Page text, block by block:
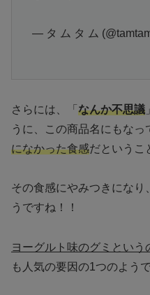
— タ ム タ ム
さらには、「 なんか不思議
うに、この商品名にもなっ
になかった食感だというこ
その食感にやみつきになり、
うですね！！
ヨーグルト味のグミという
も人気の要因の1つのようで